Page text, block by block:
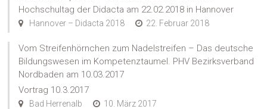
Hochschultag der Didacta am 22.02.2018 in Hannover
Hannover – Didacta 2018 22. Februar 2018
Vom Streifenhörnchen zum Nadelstreifen – Das deutsche
Bildungswesen im Kompetenztaumel. PHV Bezirksverband
Nordbaden am 10.03.2017
Vortrag 10.3.2017
Bad Herrenalb 10. März 2017